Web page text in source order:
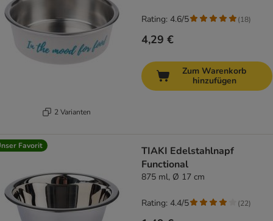
2 Varianten
4,29 €
Rating: 4.6/5 (18)
Zum Warenkorb
hinzufügen
Favorit
TIAKI Edelstahlnapf
Functional
875 ml, Ø 17 cm
Rating: 4.4/5 (22)